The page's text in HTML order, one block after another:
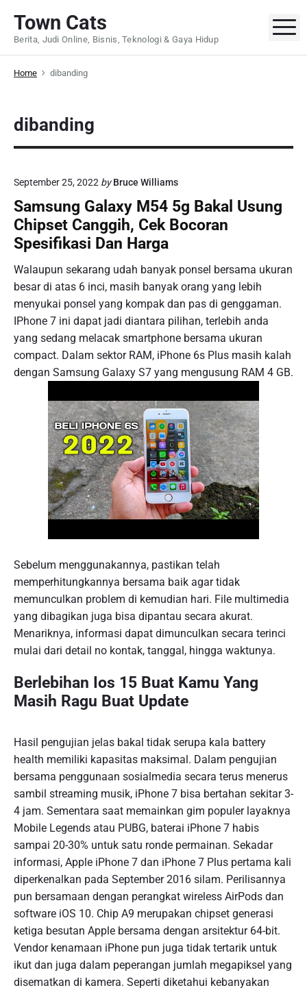
p
Town Cats
Berita, Judi Online, Bisnis, Teknologi & Gaya Hidup
Home dibanding
dibanding
September 25, 2022 by Bruce Williams
Samsung Galaxy M54 5g Bakal Usung
Chipset Canggih, Cek Bocoran
Spesifikasi Dan Harga
Walaupun sekarang udah banyak ponsel bersama ukuran
besar di atas 6 inci, masih banyak orang yang lebih
menyukai ponsel yang kompak dan pas di genggaman.
IPhone 7 ini dapat jadi diantara pilihan, terlebih anda
yang sedang melacak smartphone bersama ukuran
compact. Dalam sektor RAM, iPhone 6s Plus masih kalah
dengan Samsung Galaxy S7 yang mengusung RAM 4 GB.
Sebelum menggunakannya, pastikan telah
memperhitungkannya bersama baik agar tidak
memunculkan problem di kemudian hari. File multimedia
yang dibagikan juga bisa dipantau secara akurat.
Menariknya, informasi dapat dimunculkan secara terinci
mulai dari detail no kontak, tanggal, hingga waktunya.
Berlebihan Ios 15 Buat Kamu Yang
Masih Ragu Buat Update
Hasil pengujian jelas bakal tidak serupa kala battery
health memiliki kapasitas maksimal. Dalam pengujian
bersama penggunaan sosialmedia secara terus menerus
sambil streaming musik, iPhone 7 bisa bertahan sekitar 3-
4 jam. Sementara saat memainkan gim populer layaknya
Mobile Legends atau PUBG, baterai iPhone 7 habis
sampai 20-30% untuk satu ronde permainan. Sekadar
informasi, Apple iPhone 7 dan iPhone 7 Plus pertama kali
diperkenalkan pada September 2016 silam. Perilisannya
pun bersamaan dengan perangkat wireless AirPods dan
software iOS 10. Chip A9 merupakan chipset generasi
ketiga besutan Apple bersama dengan arsitektur 64-bit.
Vendor kenamaan iPhone pun juga tidak tertarik untuk
ikut dan juga dalam peperangan jumlah megapiksel yang
disematkan di kamera. Seperti diketahui kebanyakan